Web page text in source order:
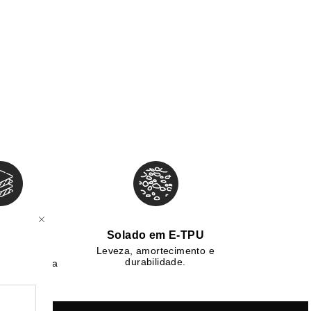
a cada
Solado em E-TPU
Leveza, amortecimento e
durabilidade.